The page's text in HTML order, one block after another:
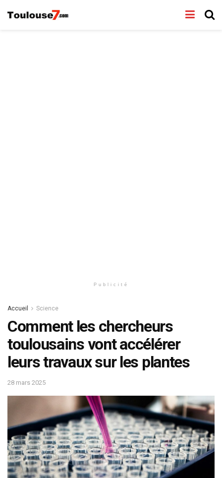
Publicité
Accueil Science
Comment les chercheurs
toulousains vont accélérer
leurs travaux sur les plantes
28 mars 2025